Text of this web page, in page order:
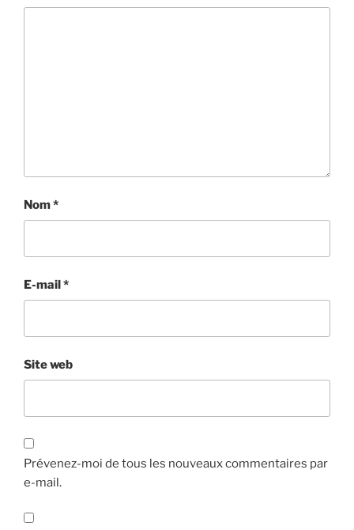
Nom*
E-mail*
Site web
Prévenez-moi de tous les nouveaux commentaires par
e-mail.